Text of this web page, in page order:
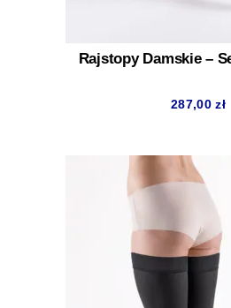
Rajstopy Damskie –
287,00zł